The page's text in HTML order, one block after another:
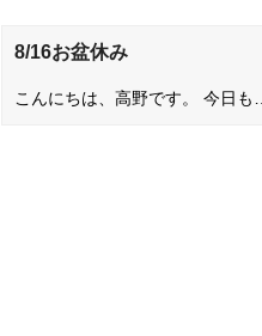
8/16お盆休み
こんにちは、高野です。 今日も…